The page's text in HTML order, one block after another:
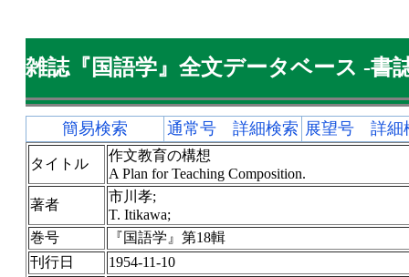
雑誌『国語学』全文データベース -書
簡易検索 通常号 詳細検索 展望号 詳細
タイトル
作文教育の構想
A Plan for Teaching Composition.
著者
市川孝;
T. Itikawa;
巻号
『国語学』第18輯
刊行日
1954-11-10